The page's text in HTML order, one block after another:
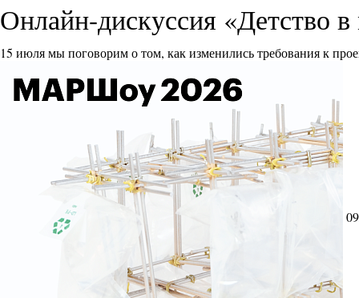
Онлайн-дискуссия «Детство
15 июля мы поговорим о том, как изменились требования к